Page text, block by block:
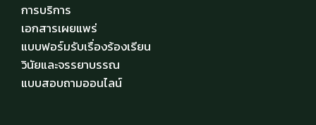
การบริการ
เอกสารเผยแพร่
แบบฟอร์มรับเรื่องร้องเรียน
วินัยและจรรยาบรรณ
แบบสอบถามออนไลน์